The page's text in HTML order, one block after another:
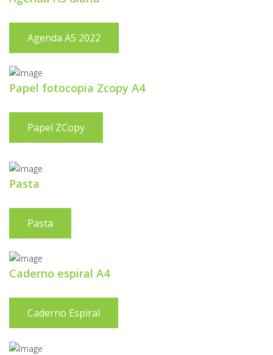
Agenda A5 2022
Papel fotocopia Zcopy A4
Papel ZCopy
Pasta
Pasta
Caderno espiral A4
Caderno Espiral